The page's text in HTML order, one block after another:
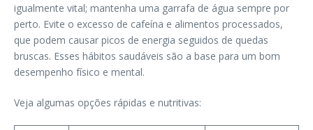
igualmente vital; mantenha uma garrafa de água sempre por
perto. Evite o excesso de cafeína e alimentos processados,
que podem causar picos de energia seguidos de quedas
bruscas. Esses hábitos saudáveis são a base para um bom
desempenho físico e mental.
Veja algumas opções rápidas e nutritivas: